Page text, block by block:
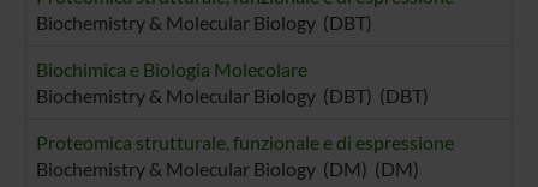
Biochemistry & Molecular Biology (DBT)
Biochimica e Biologia Molecolare
Biochemistry & Molecular Biology (DBT) (DBT)
Proteomica strutturale, funzionale e di espressione
Biochemistry & Molecular Biology (DM) (DM)